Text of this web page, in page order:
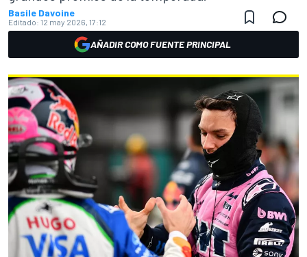
Basile Davoine
Editado: 12 may 2026, 17:12
AÑADIR COMO FUENTE PRINCIPAL